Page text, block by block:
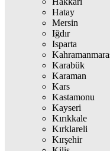
Hatay
Mersin
Iğdır
Isparta
Karabük
Karaman
Kars
Kastamonu
Kayseri
Kırıkkale
Kırklareli
Kırşehir